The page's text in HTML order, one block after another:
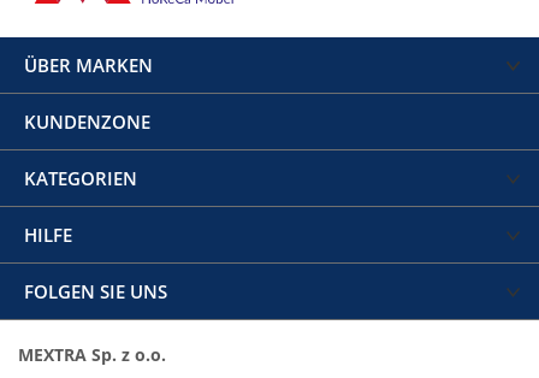
ÜBER MARKEN
KUNDENZONE
KATEGORIEN
HILFE
FOLGEN SIE UNS
MEXTRA Sp. z o.o.